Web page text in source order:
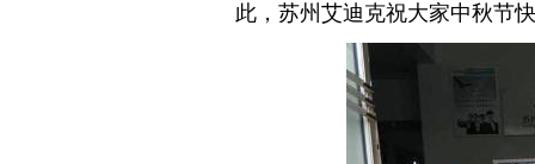
此，苏州艾迪克祝大家中秋节